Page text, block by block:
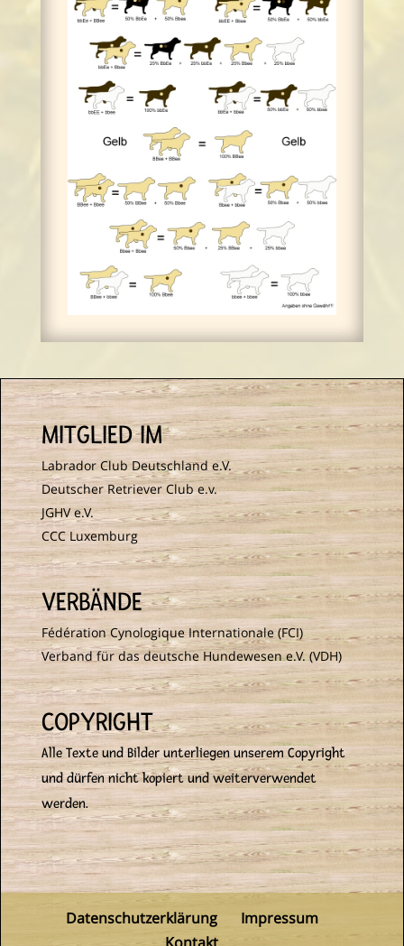
MITGLIED IM
Labrador Club Deutschland e.V.
Deutscher Retriever Club e.v.
JGHV e.V.
CCC Luxemburg
VERBÄNDE
Fédération Cynologique Internationale (FCI)
Verband für das deutsche Hundewesen e.V. (VDH)
COPYRIGHT
Alle Texte und Bilder unterliegen unserem Copyright
und dürfen nicht kopiert und weiterverwendet
werden.
Datenschutzerklärung
Impressum